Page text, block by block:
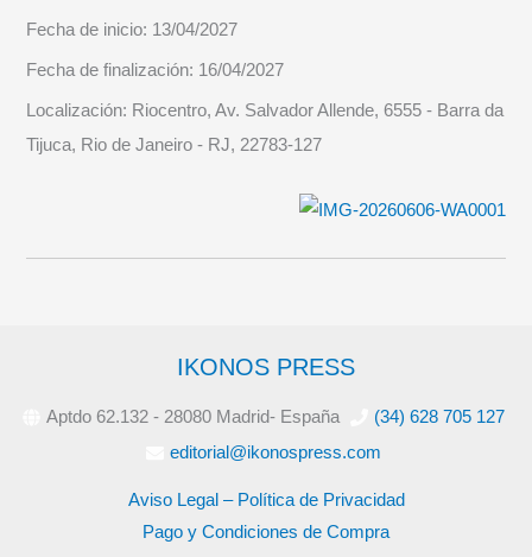
Fecha de inicio: 13/04/2027
Fecha de finalización: 16/04/2027
Localización: Riocentro, Av. Salvador Allende, 6555 - Barra da
Tijuca, Rio de Janeiro - RJ, 22783-127
IKONOS PRESS
Aptdo 62.132 - 28080 Madrid- España
(34) 628 705 127
editorial@ikonospress.com
Aviso Legal – Política de Privacidad
Pago y Condiciones de Compra